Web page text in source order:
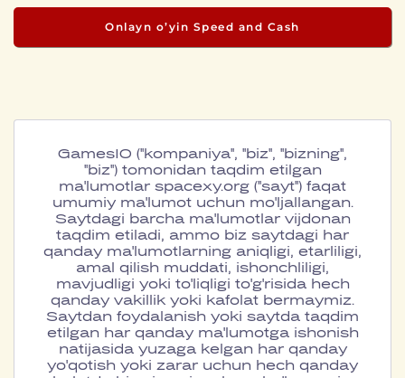
Onlayn o’yin Speed and Cash
GamesIO ("kompaniya", "biz", "bizning",
"biz") tomonidan taqdim etilgan
ma'lumotlar spacexy.org ("sayt") faqat
umumiy ma'lumot uchun mo'ljallangan.
Saytdagi barcha ma'lumotlar vijdonan
taqdim etiladi, ammo biz saytdagi har
qanday ma'lumotlarning aniqligi, etarliligi,
amal qilish muddati, ishonchliligi,
mavjudligi yoki to'liqligi to'g'risida hech
qanday vakillik yoki kafolat bermaymiz.
Saytdan foydalanish yoki saytda taqdim
etilgan har qanday ma'lumotga ishonish
natijasida yuzaga kelgan har qanday
yo'qotish yoki zarar uchun hech qanday